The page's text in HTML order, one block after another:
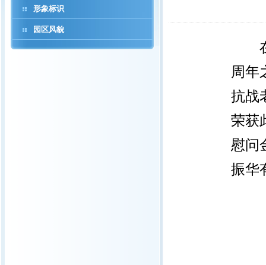
形象标识
园区风貌
周年
抗战
荣获
慰问
振华